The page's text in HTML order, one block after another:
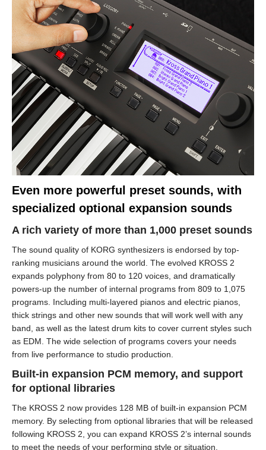
Even more powerful preset sounds, with
specialized optional expansion sounds
A rich variety of more than 1,000 preset sounds
The sound quality of KORG synthesizers is endorsed by top-
ranking musicians around the world. The evolved KROSS 2
expands polyphony from 80 to 120 voices, and dramatically
powers-up the number of internal programs from 809 to 1,075
programs. Including multi-layered pianos and electric pianos,
thick strings and other new sounds that will work well with any
band, as well as the latest drum kits to cover current styles such
as EDM. The wide selection of programs covers your needs
from live performance to studio production.
Built-in expansion PCM memory, and support
for optional libraries
The KROSS 2 now provides 128 MB of built-in expansion PCM
memory. By selecting from optional libraries that will be released
following KROSS 2, you can expand KROSS 2’s internal sounds
to meet the needs of your performing style or situation.